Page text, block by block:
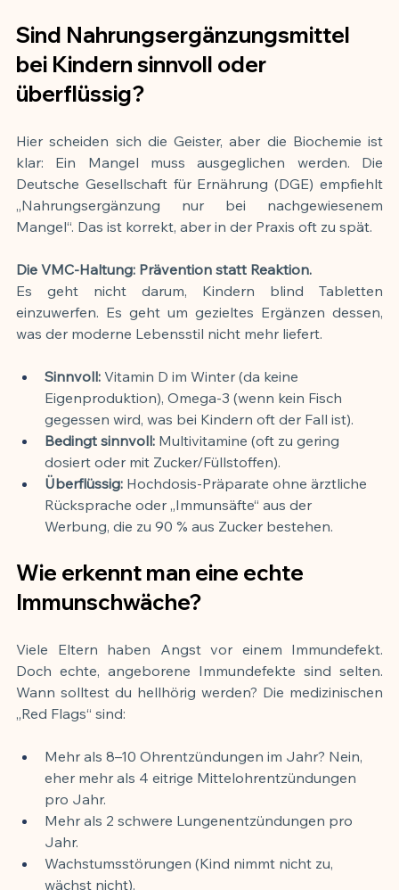
Sind Nahrungsergänzungsmittel
bei Kindern sinnvoll oder
überflüssig?
Hier scheiden sich die Geister, aber die Biochemie ist
klar: Ein Mangel muss ausgeglichen werden. Die
Deutsche Gesellschaft für Ernährung (DGE) empfiehlt
„Nahrungsergänzung nur bei nachgewiesenem
Mangel“. Das ist korrekt, aber in der Praxis oft zu spät.
Die VMC-Haltung: Prävention statt Reaktion.
Es geht nicht darum, Kindern blind Tabletten
einzuwerfen. Es geht um gezieltes Ergänzen dessen,
was der moderne Lebensstil nicht mehr liefert.
Sinnvoll: Vitamin D im Winter (da keine
Eigenproduktion), Omega-3 (wenn kein Fisch
gegessen wird, was bei Kindern oft der Fall ist).
Bedingt sinnvoll: Multivitamine (oft zu gering
dosiert oder mit Zucker/Füllstoffen).
Überflüssig: Hochdosis-Präparate ohne ärztliche
Rücksprache oder „Immunsäfte“ aus der
Werbung, die zu 90 % aus Zucker bestehen.
Wie erkennt man eine echte
Immunschwäche?
Viele Eltern haben Angst vor einem Immundefekt.
Doch echte, angeborene Immundefekte sind selten.
Wann solltest du hellhörig werden? Die medizinischen
„Red Flags“ sind:
Mehr als 8–10 Ohrentzündungen im Jahr? Nein,
eher mehr als 4 eitrige Mittelohrentzündungen
pro Jahr.
Mehr als 2 schwere Lungenentzündungen pro
Jahr.
Wachstumsstörungen (Kind nimmt nicht zu,
wächst nicht).